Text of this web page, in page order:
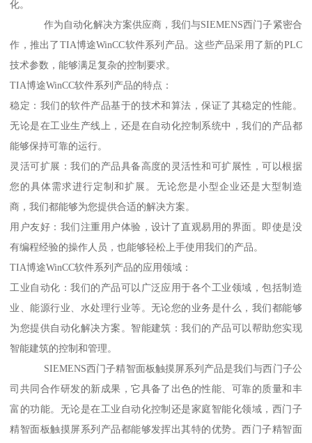
化。
作为自动化解决方案供应商，我们与SIEMENS西门子紧密合
作，推出了TIA博途WinCC软件系列产品。这些产品采用了新的PLC
技术参数，能够满足复杂的控制要求。
TIA博途WinCC软件系列产品的特点：
稳定：我们的软件产品基于的技术和算法，保证了其稳定的性能。
无论是在工业生产线上，还是在自动化控制系统中，我们的产品都
能够保持可靠的运行。
灵活可扩展：我们的产品具备高度的灵活性和可扩展性，可以根据
您的具体需求进行定制和扩展。无论您是小型企业还是大型制造
商，我们都能够为您提供合适的解决方案。
用户友好：我们注重用户体验，设计了直观易用的界面。即使是没
有编程经验的操作人员，也能够轻松上手使用我们的产品。
TIA博途WinCC软件系列产品的应用领域：
工业自动化：我们的产品可以广泛应用于各个工业领域，包括制造
业、能源行业、水处理行业等。无论您的业务是什么，我们都能够
为您提供自动化解决方案。智能建筑：我们的产品可以帮助您实现
智能建筑的控制和管理。
SIEMENS西门子精智面板触摸屏系列产品是我们与西门子公
司共同合作研发的新成果，它具备了出色的性能、可靠的质量和丰
富的功能。无论是在工业自动化控制还是家庭智能化领域，西门子
精智面板触摸屏系列产品都能够发挥出其特的优势。西门子精智面